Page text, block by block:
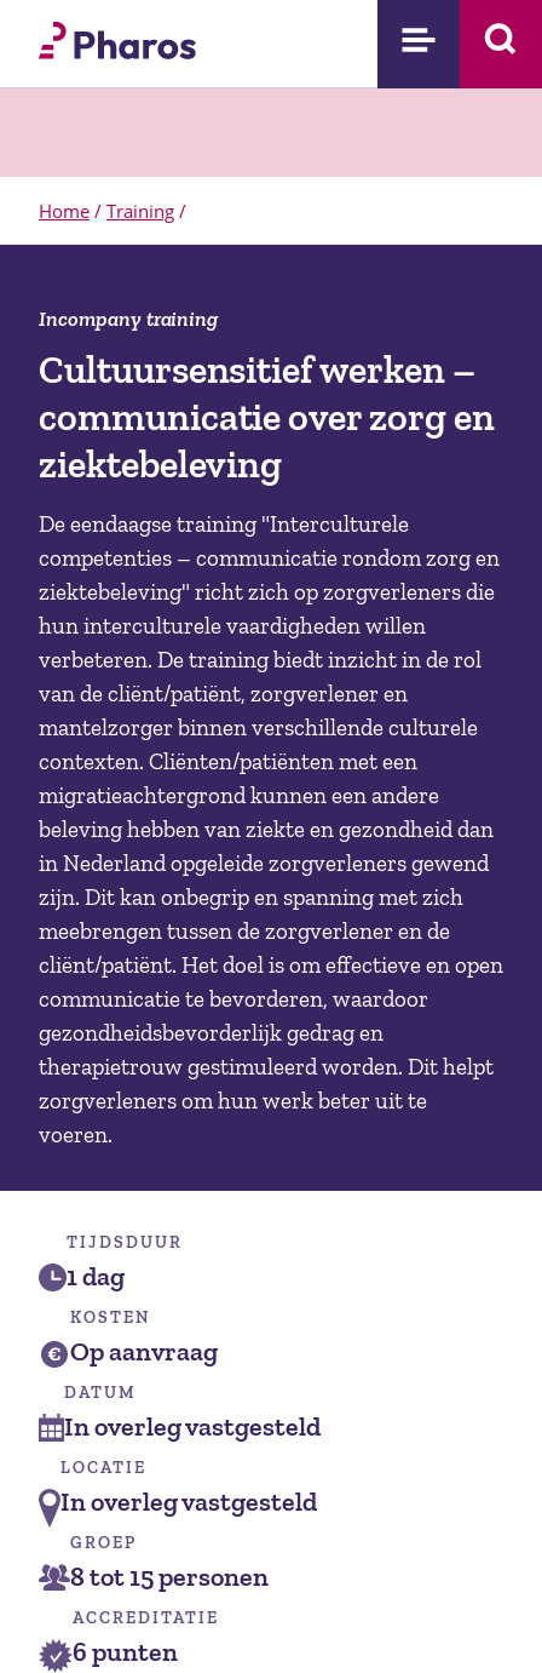
Home / Training /
Incompany training
Cultuursensitief werken –
communicatie over zorg en
ziektebeleving
De eendaagse training "Interculturele
competenties – communicatie rondom zorg en
ziektebeleving" richt zich op zorgverleners die
hun interculturele vaardigheden willen
verbeteren. De training biedt inzicht in de rol
van de cliënt/patiënt, zorgverlener en
mantelzorger binnen verschillende culturele
contexten. Cliënten/patiënten met een
migratieachtergrond kunnen een andere
beleving hebben van ziekte en gezondheid dan
in Nederland opgeleide zorgverleners gewend
zijn. Dit kan onbegrip en spanning met zich
meebrengen tussen de zorgverlener en de
cliënt/patiënt. Het doel is om effectieve en open
communicatie te bevorderen, waardoor
gezondheidsbevorderlijk gedrag en
therapietrouw gestimuleerd worden. Dit helpt
zorgverleners om hun werk beter uit te
voeren.
TIJDSDUUR
1 dag
KOSTEN
Op aanvraag
DATUM
In overleg vastgesteld
LOCATIE
In overleg vastgesteld
GROEP
8 tot 15 personen
ACCREDITATIE
6 punten